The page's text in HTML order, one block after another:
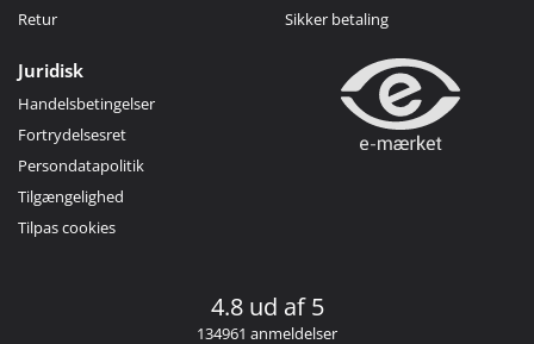
Retur
Sikker betaling
Juridisk
Handelsbetingelser
Fortrydelsesret
Persondatapolitik
Tilgængelighed
Tilpas cookies
4.8 ud af 5
134961 anmeldelser